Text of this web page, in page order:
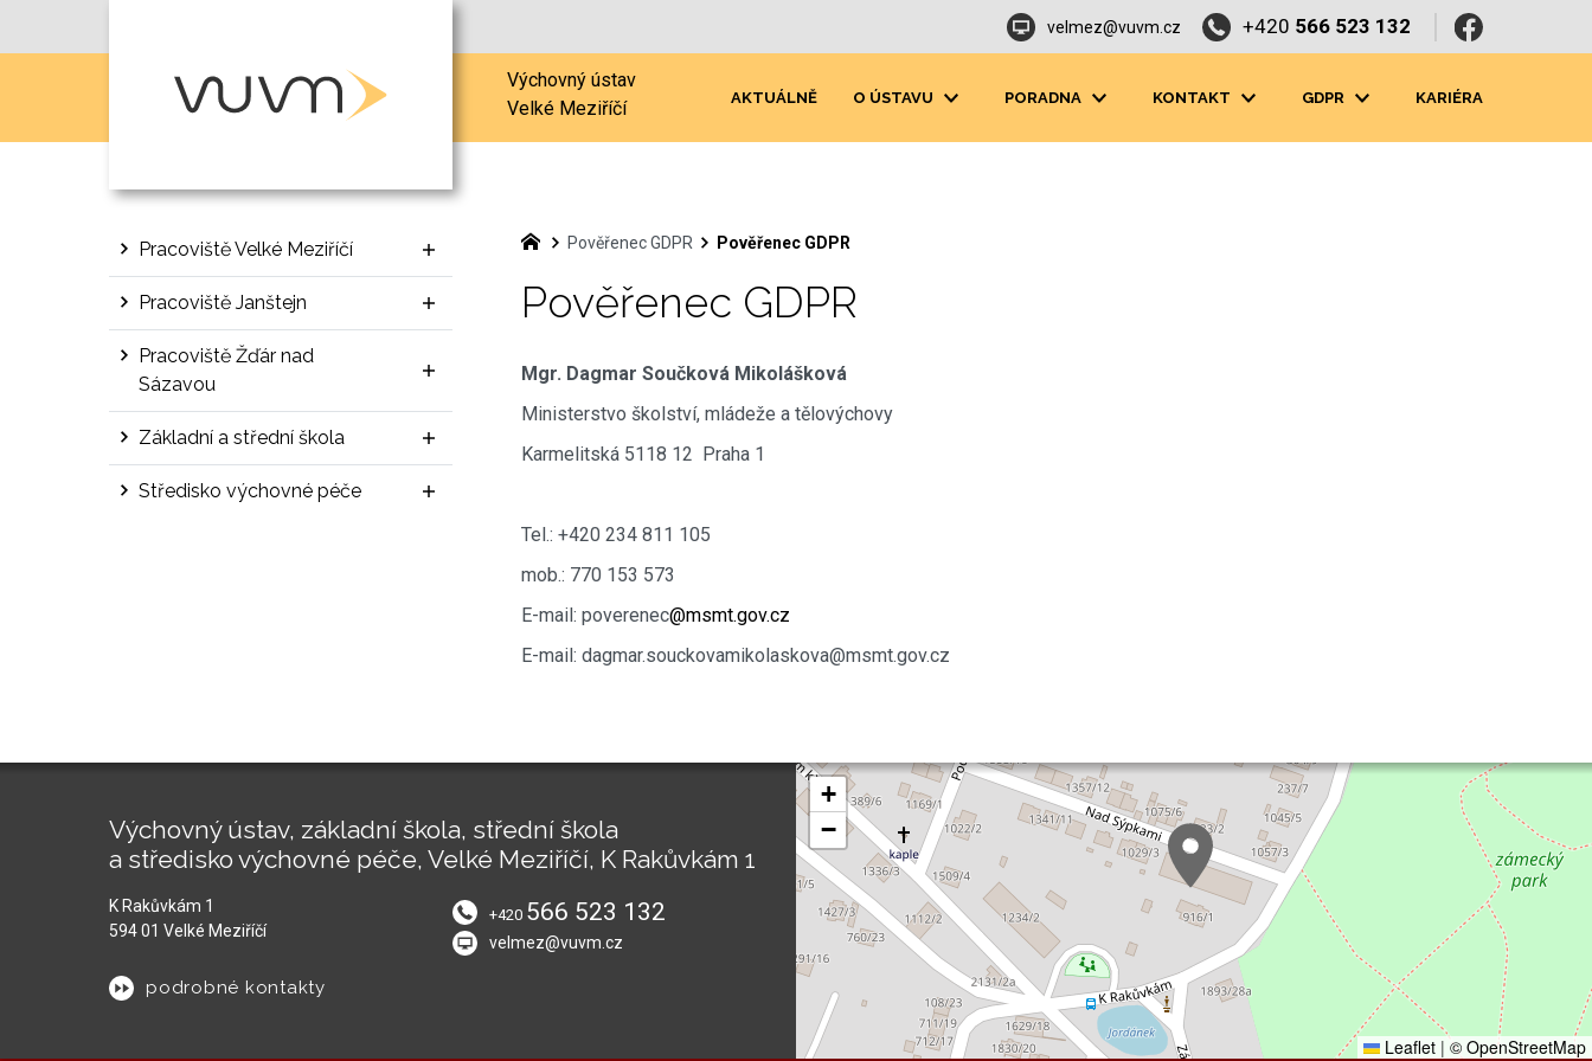
Výchovný ústav
Velké Meziříčí
velmez@vuvm.cz +420 566 523 132
AKTUÁLNĚ O ÚSTAVU PORADNA KONTAKT GDPR KARIÉRA
Pracoviště Velké Meziříčí
Pracoviště Janštejn
Pracoviště Žďár nad
Sázavou
Základní a střední škola
Středisko výchovné péče
Pověřenec GDPR Pověřenec GDPR
Pověřenec GDPR
Mgr. Dagmar Součková Mikolášková
Ministerstvo školství, mládeže a tělovýchovy
Karmelitská 5118 12 Praha 1
Tel.: +420 234 811 105
mob.: 770 153 573
E-mail: poverenec@msmt.gov.cz
E-mail: dagmar.souckovamikolaskova@msmt.gov.cz
Výchovný ústav, základní škola, střední škola
a středisko výchovné péče, Velké Meziříčí, K Rakůvkám 1
K Rakůvkám 1
594 01 Velké Meziříčí
+420 566 523 132
velmez@vuvm.cz
podrobné kontakty
+
−
Leaflet | © OpenStreetMap